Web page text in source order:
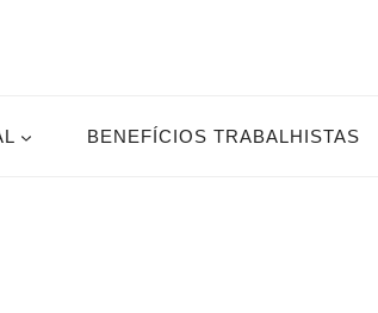
BENEFÍCIOS TRABALHISTAS